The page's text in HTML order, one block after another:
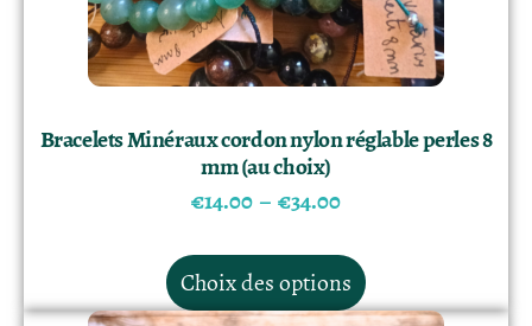
Bracelets Minéraux cordon nylon réglable perles 8
mm (au choix)
€14.00–€34.00
Choix des options